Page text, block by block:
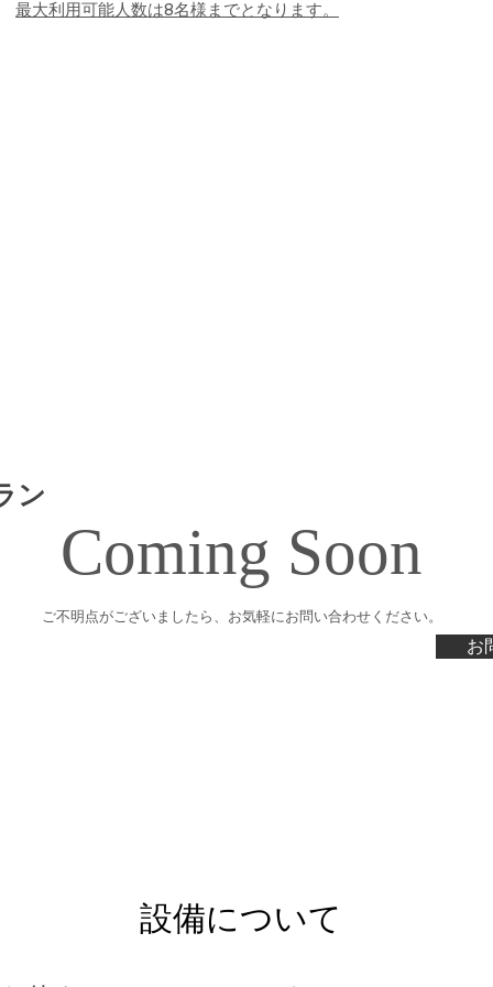
最大利用可能人数は8名様までとなります。
ン
​Coming Soon
ご不明点がございましたら、​お気軽にお問い合わせください。
お
​設備について